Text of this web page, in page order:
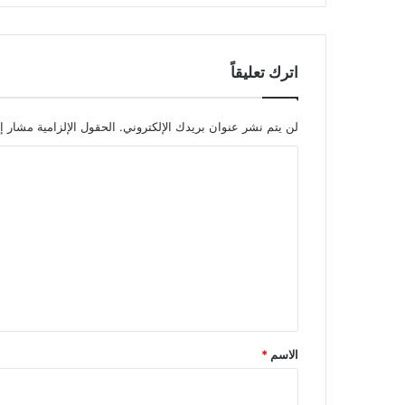
اترك تعليقاً
لن يتم نشر عنوان بريدك الإلكتروني. الحقول الإلزامية مشار
*
الاسم *